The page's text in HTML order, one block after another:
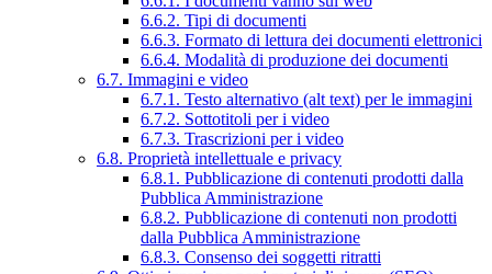
6.6.2. Tipi di documenti
6.6.3. Formato di lettura dei documenti elettronici
6.6.4. Modalità di produzione dei documenti
6.7. Immagini e video
6.7.1. Testo alternativo (alt text) per le immagini
6.7.2. Sottotitoli per i video
6.7.3. Trascrizioni per i video
6.8. Proprietà intellettuale e privacy
6.8.1. Pubblicazione di contenuti prodotti dalla
Pubblica Amministrazione
6.8.2. Pubblicazione di contenuti non prodotti
dalla Pubblica Amministrazione
6.8.3. Consenso dei soggetti ritratti